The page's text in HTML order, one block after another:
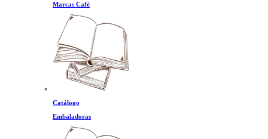
Marcas Café
Catálogo
Embaladoras